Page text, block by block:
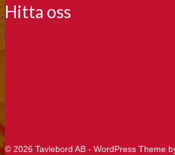
Hitta oss
© 2026 Tavlebord AB - WordPress Theme